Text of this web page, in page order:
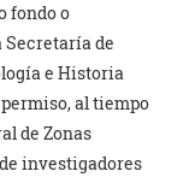
fondo o
de
e Historia
al tiempo
de Zonas
investigadores